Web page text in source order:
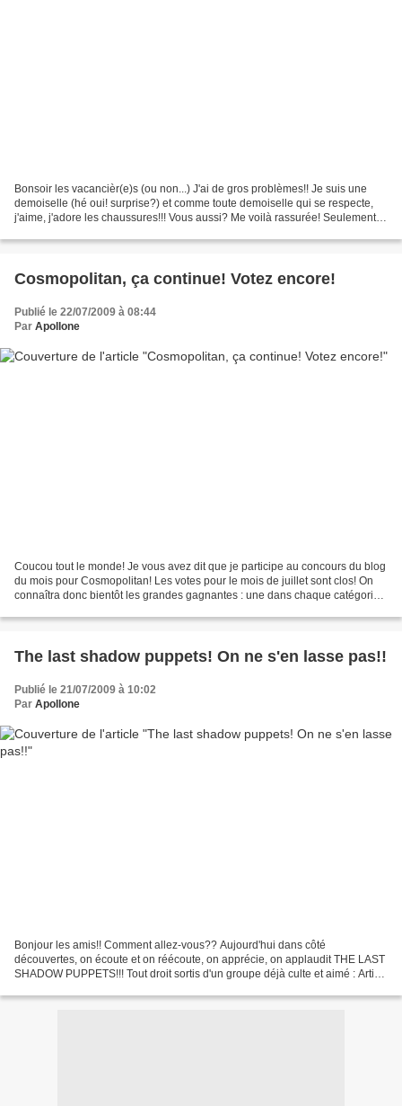
Bonsoir les vacancièr(e)s (ou non...) J'ai de gros problèmes!! Je suis une
demoiselle (hé oui! surprise?) et comme toute demoiselle qui se respecte,
j'aime, j'adore les chaussures!!! Vous aussi? Me voilà rassurée! Seulement,
Cosmopolitan, ça continue! Votez encore!
Publié le 22/07/2009 à 08:44
Par Apollone
Coucou tout le monde! Je vous avez dit que je participe au concours du blog
du mois pour Cosmopolitan! Les votes pour le mois de juillet sont clos! On
connaîtra donc bientôt les grandes gagnantes : une dans chaque catégorie
The last shadow puppets! On ne s'en lasse pas!!
Publié le 21/07/2009 à 10:02
Par Apollone
Bonjour les amis!! Comment allez-vous?? Aujourd'hui dans côté
découvertes, on écoute et on réécoute, on apprécie, on applaudit THE LAST
SHADOW PUPPETS!!! Tout droit sortis d'un groupe déjà culte et aimé : Artik